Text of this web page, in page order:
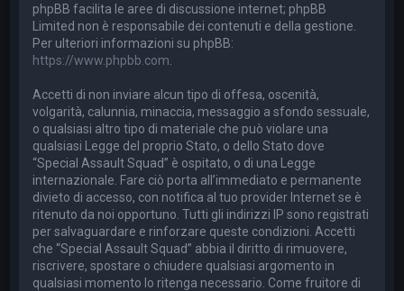
phpBB facilita le aree di discussione internet; phpBB
Limited non è responsabile dei contenuti e della gestione.
Per ulteriori informazioni su phpBB:
https://www.phpbb.com
Accetti di non inviare alcun tipo di offesa, oscenità,
volgarità, calunnia, minaccia, messaggio a sfondo sessuale,
o qualsiasi altro tipo di materiale che può violare una
qualsiasi Legge del proprio Stato, o dello Stato dove
“Special Assault Squad” è ospitato, o di una Legge
internazionale. Fare ciò porta all’immediato e permanente
divieto di accesso, con notifica al tuo provider Internet se è
ritenuto da noi opportuno. Tutti gli indirizzi IP sono registrati
per salvaguardare e rinforzare queste condizioni. Accetti
che “Special Assault Squad” abbia il diritto di rimuovere,
riscrivere, spostare o chiudere qualsiasi argomento in
qualsiasi momento lo ritenga necessario. Come fruitore di